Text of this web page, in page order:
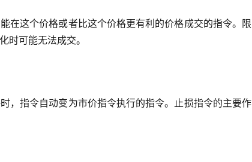
在这个价格或者比这个价格更有利的价格成交的指令。限
时可能无法成交。
，指令自动变为市价指令执行的指令。止损指令的主要作